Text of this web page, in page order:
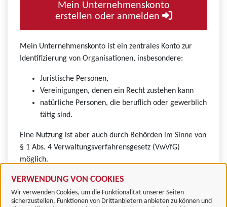
VERWENDUNG VON COOKIES
Wir verwenden Cookies, um die Funktionalität unserer Seiten
sicherzustellen, Funktionen von Drittanbietern anbieten zu können und
Mein Unternehmenskonto
erstellen oder anmelden
Mein Unternehmenskonto ist ein zentrales Konto zur
Identifizierung von Organisationen, insbesondere:
Juristische Personen,
Vereinigungen, denen ein Recht zustehen kann
natürliche Personen, die beruflich oder gewerblich
tätig sind.
Eine Nutzung ist aber auch durch Behörden im Sinne von
§ 1 Abs. 4 Verwaltungsverfahrensgesetz (VwVfG)
möglich.